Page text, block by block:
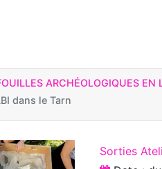
ARCHÉOLOGIQUES EN
dans le Tarn
Sorties